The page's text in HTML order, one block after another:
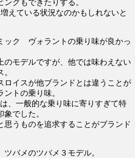
グもできたりする。
えている状況なのかもしれないと
ック ヴォラントの乗り味が良かっ
のモデルですが、他では味わえない
ロイスが他ブランドとは違うことが
トの乗り味。
、一般的な乗り味に寄りすぎて特
でした。
思うものを追求することがブランド
バメのツバメ３モデル。